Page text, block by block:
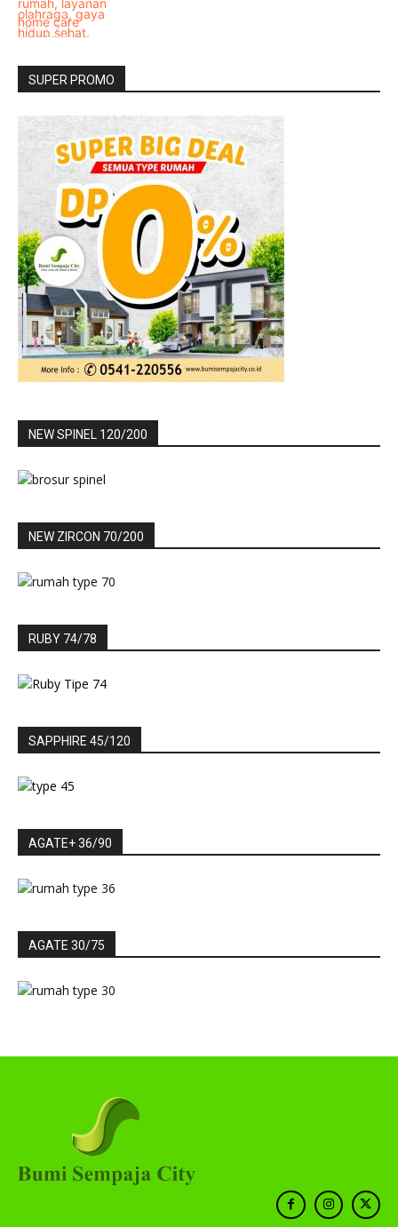
SUPER PROMO
NEW SPINEL 120/200
NEW ZIRCON 70/200
RUBY 74/78
SAPPHIRE 45/120
AGATE+ 36/90
AGATE 30/75